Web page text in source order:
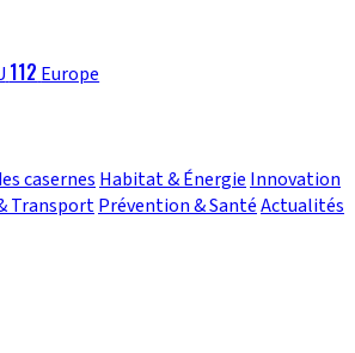
112 Europe
casernes Habitat & Énergie Innovation
TransportPrévention & SantéActualités